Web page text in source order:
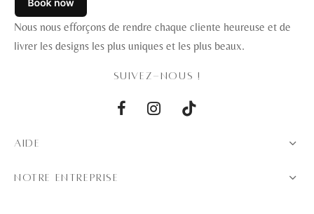
Nous nous efforçons de rendre chaque cliente heureuse et de
livrer les designs les plus uniques et les plus beaux.
SUIVEZ-NOUS !
AIDE
NOTRE ENTREPRISE